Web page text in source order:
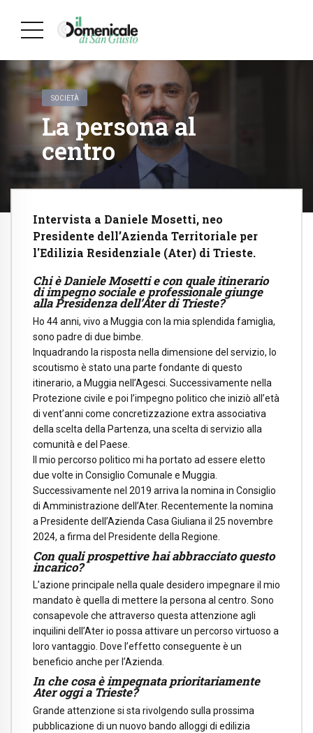
SOCIETÀ
La persona al
centro
Intervista a Daniele Mosetti, neo
Presidente dell’Azienda Territoriale per
l'Edilizia Residenziale (Ater) di Trieste.
Chi è Daniele Mosetti e con quale itinerario
di impegno sociale e professionale giunge
alla Presidenza dell’Ater di Trieste?
Ho 44 anni, vivo a Muggia con la mia splendida famiglia,
sono padre di due bimbe.
Inquadrando la risposta nella dimensione del servizio, lo
scoutismo è stato una parte fondante di questo
itinerario, a Muggia nell’Agesci. Successivamente nella
Protezione civile e poi l’impegno politico che iniziò all’età
di vent’anni come concretizzazione extra associativa
della scelta della Partenza, una scelta di servizio alla
comunità e del Paese.
Il mio percorso politico mi ha portato ad essere eletto
due volte in Consiglio Comunale e Muggia.
Successivamente nel 2019 arriva la nomina in Consiglio
di Amministrazione dell’Ater. Recentemente la nomina
a Presidente dell’Azienda Casa Giuliana il 25 novembre
2024, a firma del Presidente della Regione.
Con quali prospettive hai abbracciato questo
incarico?
L’azione principale nella quale desidero impegnare il mio
mandato è quella di mettere la persona al centro. Sono
consapevole che attraverso questa attenzione agli
inquilini dell’Ater io possa attivare un percorso virtuoso a
loro vantaggio. Dove l’effetto conseguente è un
beneficio anche per l’Azienda.
In che cosa è impegnata prioritariamente
Ater oggi a Trieste?
Grande attenzione si sta rivolgendo sulla prossima
pubblicazione di un nuovo bando alloggi di edilizia